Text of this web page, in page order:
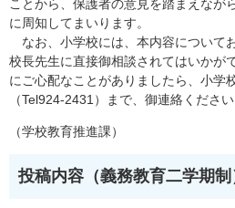
ことから、保護者の意見を踏まえなが
に周知してまいります。
なお、小学校には、本内容について
校長先生に直接御相談されてはいかが
にご心配なことがありましたら、小学
（Tel924-2431）まで、御連絡ください
（学校教育推進課）
投稿内容（義務教育二学期制